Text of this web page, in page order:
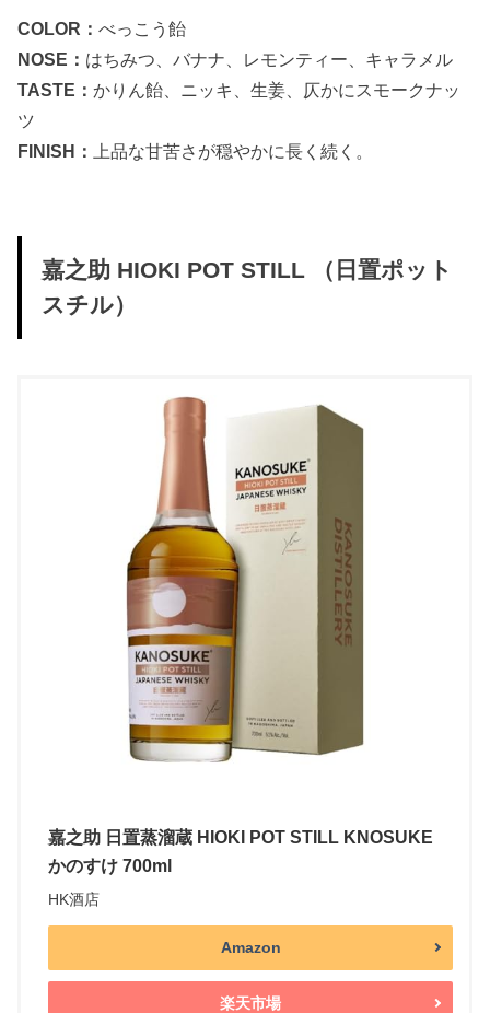
COLOR：べっこう飴
NOSE： はちみつ、バナナ、レモンティー、キャラメル
TASTE：かりん飴、ニッキ、生姜、仄かにスモークナッ
ツ
FINISH：
上品な甘苦さが穏やかに長く続く。
嘉之助 HIOKI POT STILL （日置ポット
スチル）
嘉之助 日置蒸溜蔵 HIOKI POT STILL KNOSUKE
かのすけ 700ml
HK酒店
Amazon
楽天市場